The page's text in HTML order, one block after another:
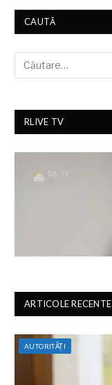
CAUTĂ
RLIVE TV
ARTICOLE RECENTE
AUTORITĂȚI